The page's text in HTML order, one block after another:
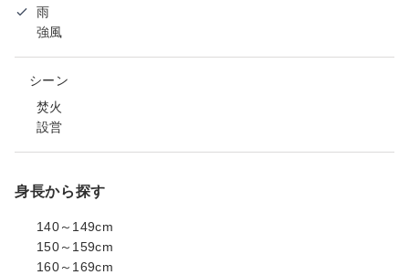
雨
強風
シーン
焚火
設営
身長から探す
140～149cm
150～159cm
160～169cm